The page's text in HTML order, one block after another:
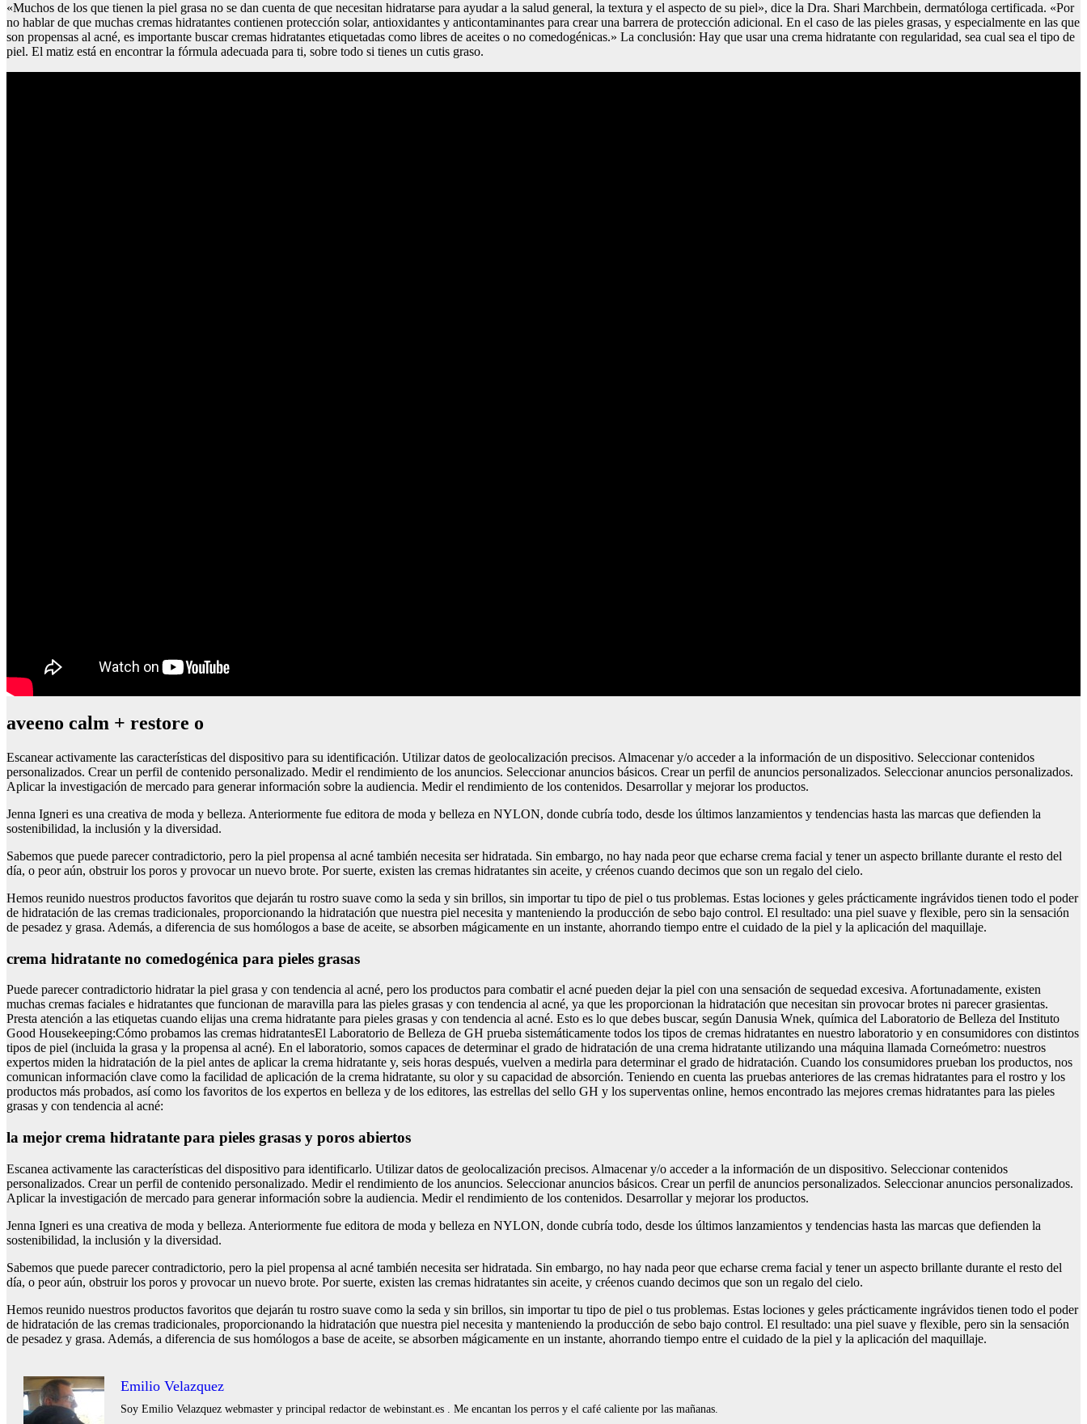
«Muchos de los que tienen la piel grasa no se dan cuenta de que necesitan hidratarse para ayudar a la salud general, la textura y el aspecto de su piel», dice la Dra. Shari Marchbein, dermatóloga certificada. «Por
no hablar de que muchas cremas hidratantes contienen protección solar, antioxidantes y anticontaminantes para crear una barrera de protección adicional. En el caso de las pieles grasas, y especialmente en las que
son propensas al acné, es importante buscar cremas hidratantes etiquetadas como libres de aceites o no comedogénicas.» La conclusión: Hay que usar una crema hidratante con regularidad, sea cual sea el tipo de
piel. El matiz está en encontrar la fórmula adecuada para ti, sobre todo si tienes un cutis graso.
aveeno calm + restore o
Escanear activamente las características del dispositivo para su identificación. Utilizar datos de geolocalización precisos. Almacenar y/o acceder a la información de un dispositivo. Seleccionar contenidos
personalizados. Crear un perfil de contenido personalizado. Medir el rendimiento de los anuncios. Seleccionar anuncios básicos. Crear un perfil de anuncios personalizados. Seleccionar anuncios personalizados.
Aplicar la investigación de mercado para generar información sobre la audiencia. Medir el rendimiento de los contenidos. Desarrollar y mejorar los productos.
Jenna Igneri es una creativa de moda y belleza. Anteriormente fue editora de moda y belleza en NYLON, donde cubría todo, desde los últimos lanzamientos y tendencias hasta las marcas que defienden la
sostenibilidad, la inclusión y la diversidad.
Sabemos que puede parecer contradictorio, pero la piel propensa al acné también necesita ser hidratada. Sin embargo, no hay nada peor que echarse crema facial y tener un aspecto brillante durante el resto del
día, o peor aún, obstruir los poros y provocar un nuevo brote. Por suerte, existen las cremas hidratantes sin aceite, y créenos cuando decimos que son un regalo del cielo.
Hemos reunido nuestros productos favoritos que dejarán tu rostro suave como la seda y sin brillos, sin importar tu tipo de piel o tus problemas. Estas lociones y geles prácticamente ingrávidos tienen todo el poder
de hidratación de las cremas tradicionales, proporcionando la hidratación que nuestra piel necesita y manteniendo la producción de sebo bajo control. El resultado: una piel suave y flexible, pero sin la sensación
de pesadez y grasa. Además, a diferencia de sus homólogos a base de aceite, se absorben mágicamente en un instante, ahorrando tiempo entre el cuidado de la piel y la aplicación del maquillaje.
crema hidratante no comedogénica para pieles grasas
Puede parecer contradictorio hidratar la piel grasa y con tendencia al acné, pero los productos para combatir el acné pueden dejar la piel con una sensación de sequedad excesiva. Afortunadamente, existen
muchas cremas faciales e hidratantes que funcionan de maravilla para las pieles grasas y con tendencia al acné, ya que les proporcionan la hidratación que necesitan sin provocar brotes ni parecer grasientas.
Presta atención a las etiquetas cuando elijas una crema hidratante para pieles grasas y con tendencia al acné. Esto es lo que debes buscar, según Danusia Wnek, química del Laboratorio de Belleza del Instituto
Good Housekeeping:Cómo probamos las cremas hidratantesEl Laboratorio de Belleza de GH prueba sistemáticamente todos los tipos de cremas hidratantes en nuestro laboratorio y en consumidores con distintos
tipos de piel (incluida la grasa y la propensa al acné). En el laboratorio, somos capaces de determinar el grado de hidratación de una crema hidratante utilizando una máquina llamada Corneómetro: nuestros
expertos miden la hidratación de la piel antes de aplicar la crema hidratante y, seis horas después, vuelven a medirla para determinar el grado de hidratación. Cuando los consumidores prueban los productos, nos
comunican información clave como la facilidad de aplicación de la crema hidratante, su olor y su capacidad de absorción. Teniendo en cuenta las pruebas anteriores de las cremas hidratantes para el rostro y los
productos más probados, así como los favoritos de los expertos en belleza y de los editores, las estrellas del sello GH y los superventas online, hemos encontrado las mejores cremas hidratantes para las pieles
grasas y con tendencia al acné:
la mejor crema hidratante para pieles grasas y poros abiertos
Escanea activamente las características del dispositivo para identificarlo. Utilizar datos de geolocalización precisos. Almacenar y/o acceder a la información de un dispositivo. Seleccionar contenidos
personalizados. Crear un perfil de contenido personalizado. Medir el rendimiento de los anuncios. Seleccionar anuncios básicos. Crear un perfil de anuncios personalizados. Seleccionar anuncios personalizados.
Aplicar la investigación de mercado para generar información sobre la audiencia. Medir el rendimiento de los contenidos. Desarrollar y mejorar los productos.
Jenna Igneri es una creativa de moda y belleza. Anteriormente fue editora de moda y belleza en NYLON, donde cubría todo, desde los últimos lanzamientos y tendencias hasta las marcas que defienden la
sostenibilidad, la inclusión y la diversidad.
Sabemos que puede parecer contradictorio, pero la piel propensa al acné también necesita ser hidratada. Sin embargo, no hay nada peor que echarse crema facial y tener un aspecto brillante durante el resto del
día, o peor aún, obstruir los poros y provocar un nuevo brote. Por suerte, existen las cremas hidratantes sin aceite, y créenos cuando decimos que son un regalo del cielo.
Hemos reunido nuestros productos favoritos que dejarán tu rostro suave como la seda y sin brillos, sin importar tu tipo de piel o tus problemas. Estas lociones y geles prácticamente ingrávidos tienen todo el poder
de hidratación de las cremas tradicionales, proporcionando la hidratación que nuestra piel necesita y manteniendo la producción de sebo bajo control. El resultado: una piel suave y flexible, pero sin la sensación
de pesadez y grasa. Además, a diferencia de sus homólogos a base de aceite, se absorben mágicamente en un instante, ahorrando tiempo entre el cuidado de la piel y la aplicación del maquillaje.
Emilio Velazquez
Soy Emilio Velazquez webmaster y principal redactor de webinstant.es . Me encantan los perros y el café caliente por las mañanas.